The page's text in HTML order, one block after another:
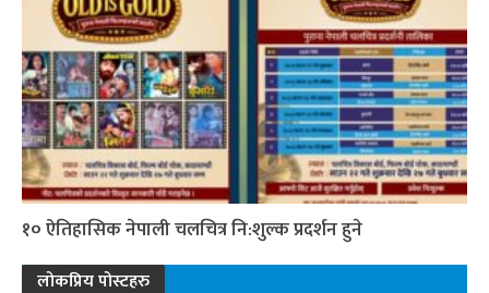
१० ऐतिहासिक नेपाली चलचित्र नि:शुल्क प्रदर्शन हुने
लोकप्रिय पोस्टहरु